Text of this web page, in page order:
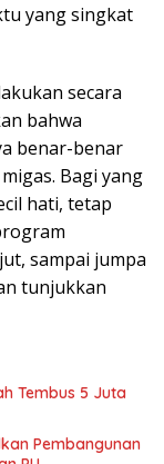
yang singkat
secara
bahwa
benar-benar
Bagi yang
hati, tetap
sampai jumpa
tunjukkan
Tembus 5 Juta
Pembangunan